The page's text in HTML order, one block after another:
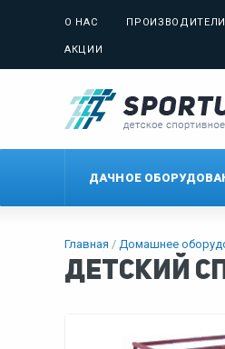
О НАС ПРОИЗВОДИТЕЛИ
АКЦИИ
ДАЧНОЕ
Главная Домашнее
Детский